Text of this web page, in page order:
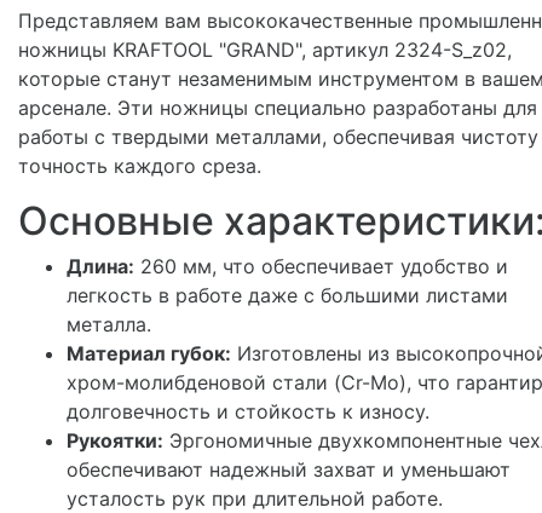
Представляем вам высококачественные
ножницы KRAFTOOL "GRAND", артикул 2324-S_z02,
которые станут незаменимым инструментом в
арсенале. Эти ножницы специально разработаны для
работы с твердыми металлами, обеспечивая
точность каждого среза.
Основные
Длина: 260 мм, что обеспечивает удобство и
легкость в работе даже с большими листами
металла.
Материал губок: Изготовлены из
хром-молибденовой стали (Cr-Mo), что
долговечность и стойкость к износу.
Рукоятки: Эргономичные двухкомпонентные
обеспечивают надежный захват и уменьшают
усталость рук при длительной работе.